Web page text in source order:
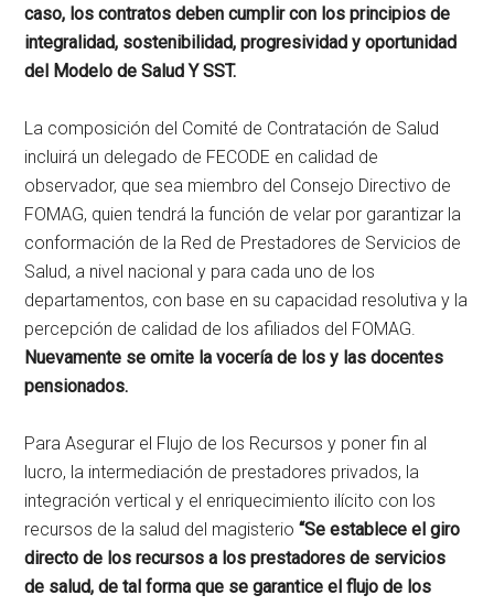
caso, los contratos deben cumplir con los principios de
integralidad, sostenibilidad, progresividad y oportunidad
del Modelo de Salud Y SST.
La composición del Comité de Contratación de Salud
incluirá un delegado de FECODE en calidad de
observador, que sea miembro del Consejo Directivo de
FOMAG, quien tendrá la función de velar por garantizar la
conformación de la Red de Prestadores de Servicios de
Salud, a nivel nacional y para cada uno de los
departamentos, con base en su capacidad resolutiva y la
percepción de calidad de los afiliados del FOMAG.
Nuevamente se omite la vocería de los y las docentes
pensionados.
Para Asegurar el Flujo de los Recursos y poner fin al
lucro, la intermediación de prestadores privados, la
integración vertical y el enriquecimiento ilícito con los
recursos de la salud del magisterio “Se establece el giro
directo de los recursos a los prestadores de servicios
de salud, de tal forma que se garantice el flujo de los